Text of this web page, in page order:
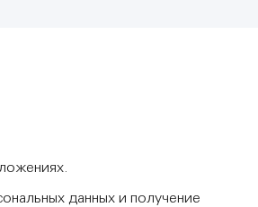
данных и получение